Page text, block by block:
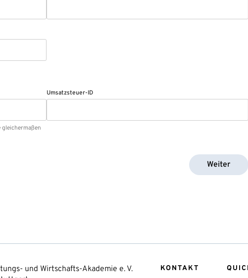
Umsatzsteuer-ID
Weiter
und Wirtschafts-Akademie e. V.
KONTAKT